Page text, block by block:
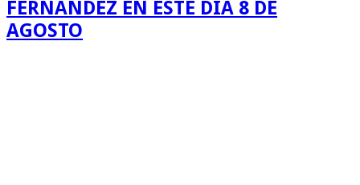
FERNANDEZ EN ESTE DIA 8 DE
AGOSTO